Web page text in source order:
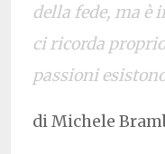
della fede, ma è
ci ricorda
passioni
di Michele